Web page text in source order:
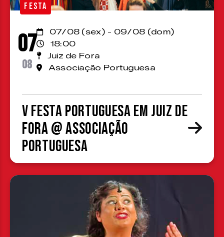
FESTA
07
08
07/08 (sex) - 09/08 (dom)
18:00
Juiz de Fora
Associação Portuguesa
V Festa Portuguesa em Juiz de
Fora @ Associação
Portuguesa